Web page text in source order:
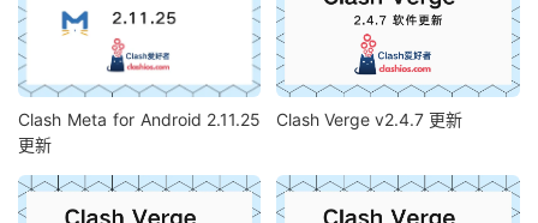
Clash Meta for Android 2.11.25
更新
Clash Verge v2.4.7 更新